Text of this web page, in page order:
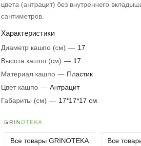
цвета (антрацит) без внутреннего
сантиметров.
Характеристики
Диаметр кашпо (см) — 17
Высота кашпо (см) — 17
Материал кашпо — Пластик
Цвет кашпо — Антрацит
Габариты (см) — 17*17*17 см
Все товары GRINOTEKA Все